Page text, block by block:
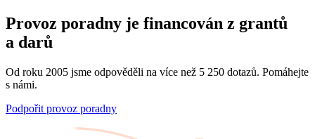
Provoz poradny je financován z grantů
a darů
Od roku 2005 jsme odpověděli na více než 5 250 dotazů. Pomáhejte
s námi.
Podpořit provoz poradny